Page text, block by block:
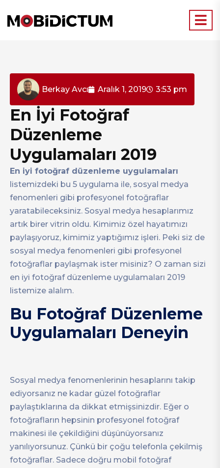
Berkay Avcı Aralık 1, 2019 3:53 pm
En İyi Fotoğraf
Düzenleme
Uygulamaları 2019
En iyi fotoğraf düzenleme uygulamaları
listemizdeki bu 5 uygulama ile, sosyal medya
fenomenleri gibi profesyonel fotoğraflar
yaratabileceksiniz. Sosyal medya hesaplarımız
artık birer vitrin oldu. Kimimiz özel hayatımızı
paylaşıyoruz, kimimiz yaptığımız işleri. Peki siz de
sosyal medya fenomenleri gibi profesyonel
fotoğraflar paylaşmak ister misiniz? O zaman sizi
en iyi fotoğraf düzenleme uygulamaları 2019
listemize alalım.
Bu Fotoğraf Düzenleme
Uygulamaları Deneyin
Sosyal medya fenomenlerinin hesaplarını takip
ediyorsanız ne kadar güzel fotoğraflar
paylaştıklarına da dikkat etmişsinizdir. Eğer o
fotoğrafların hepsinin profesyonel fotoğraf
makinesi ile çekildiğini düşünüyorsanız
yanılıyorsunuz. Çünkü bir çoğu telefonla çekilmiş
fotoğraflar. Sadece doğru mobil fotoğraf